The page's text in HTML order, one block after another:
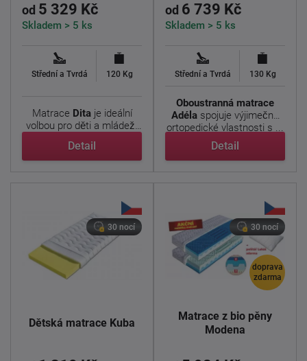
od 5 329 Kč
Skladem > 5 ks
Střední a Tvrdá 120 Kg
Matrace Ditaje ideální
volbou pro děti a mládež.
Detail
od 6 739 Kč
Skladem > 5 ks
Střední a Tvrdá 130 Kg
Oboustranná matrace
Adéla spojuje výjimečné
ortopedické vlastnosti s ...
Detail
30 nocí
Dětská matrace Kuba
doprava
zdarma
30 nocí
Matrace z bio pěny
Modena